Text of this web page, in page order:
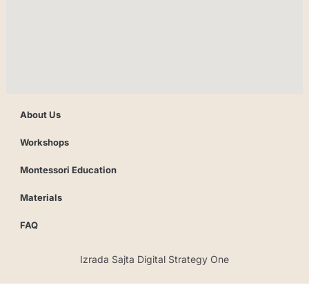
About Us
Workshops
Montessori Education
Materials
FAQ
Izrada Sajta Digital Strategy One